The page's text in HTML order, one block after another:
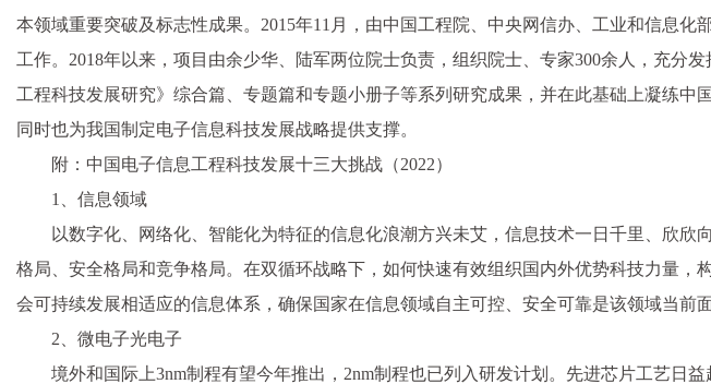
本领域重要突破及标志性成果。2015年11月，由中国工程院、中央网信办、工业和信息
工作。2018年以来，项目由余少华、陆军两位院士负责，组织院士、专家300余人，充分
工程科技发展研究》综合篇、专题篇和专题小册子等系列研究成果，并在此基础上凝练
同时也为我国制定电子信息科技发展战略提供支撑。
附：中国电子信息工程科技发展十三大挑战（2022）
1、信息领域
以数字化、网络化、智能化为特征的信息化浪潮方兴未艾，信息技术一日千里、欣
格局、安全格局和竞争格局。在双循环战略下，如何快速有效组织国内外优势科技力量
会可持续发展相适应的信息体系，确保国家在信息领域自主可控、安全可靠是该领域当前
2、微电子光电子
境外和国际上3nm制程有望今年推出，2nm制程也已列入研发计划。先进芯片工艺日